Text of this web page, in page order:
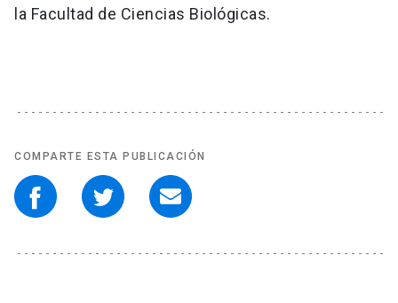
la Facultad de Ciencias Biológicas.
COMPARTE ESTA PUBLICACIÓN